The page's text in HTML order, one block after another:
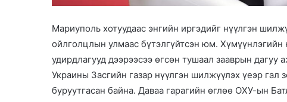
Мариуполь хотуудаас энгийн иргэдийг нүүлгэн
ойлголцлын улмаас бүтэлгүйтсэн юм.
удирдлагууд дээрээсээ өгсөн тушаал зааврын
Украины Засгийн газар нүүлгэн шилжүүлэх үеэр
буруутгасан байна. Даваа гарагийн өглөө ОХУ-ын